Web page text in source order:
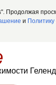
Продолжая
и